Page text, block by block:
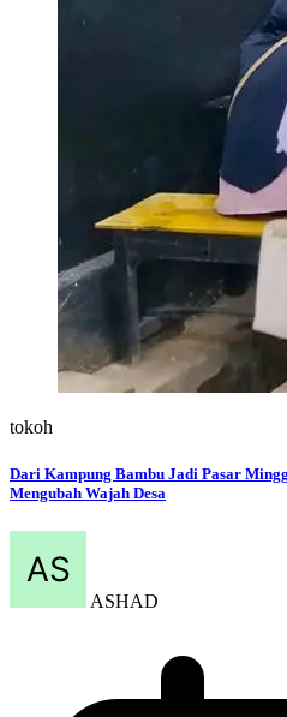
tokoh
Dari Kampung Bambu Jadi Pasar
Mengubah Wajah Desa
ASHAD